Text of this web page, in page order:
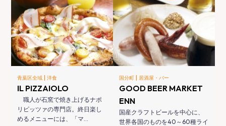
青葉区全域 |洋食
IL PIZZAIOLO
職人が石窯で焼き上げるナポ
リピッツァの専門店。終日楽し
めるメニューには、「マ…
国分町 | 居酒屋・バー
GOOD BEER MARKET
ENN
国産クラフトビールを中心に、
世界各国のものを40～60種ライ